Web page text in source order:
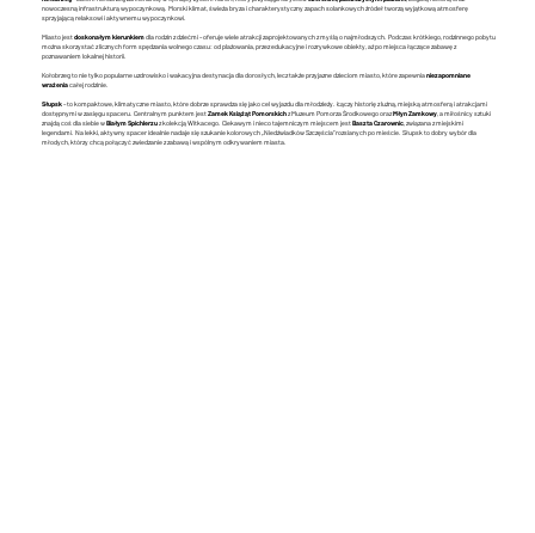
nowoczesną infrastrukturą wypoczynkową. Morski klimat, świeża bryza i charakterystyczny zapach solankowych źródeł tworzą wyjątkową atmosferę
sprzyjającą relaksowi i aktywnemu wypoczynkowi.
Miasto jestdoskonałym kierunkiemdla rodzin z dziećmi – oferuje wiele atrakcji zaprojektowanych z myślą o najmłodszych. Podczas krótkiego, rodzinnego pobytu
można skorzystać z licznych form spędzania wolnego czasu: od plażowania, przez edukacyjne i rozrywkowe obiekty, aż po miejsca łączące zabawę z
poznawaniem lokalnej historii.
Kołobrzeg to nie tylko popularne uzdrowisko i wakacyjna destynacja dla dorosłych, lecz także przyjazne dzieciom miasto, które zapewnianiezapomniane
wrażeniacałej rodzinie.
Słupsk– to kompaktowe, klimatyczne miasto, które dobrze sprawdza się jako cel wyjazdu dla młodzieży. Łączy historię z luźną, miejską atmosferą i atrakcjami
dostępnymi w zasięgu spaceru. Centralnym punktem jestZamek Książąt Pomorskichz Muzeum Pomorza Środkowego orazMłyn Zamkowy, a miłośnicy sztuki
znajdą coś dla siebie wBiałym Spichlerzuz kolekcją Witkacego. Ciekawym i nieco tajemniczym miejscem jestBaszta Czarownic, związana z miejskimi
legendami. Na lekki, aktywny spacer idealnie nadaje się szukanie kolorowych „Niedźwiadków Szczęścia” rozsianych po mieście. Słupsk to dobry wybór dla
młodych, którzy chcą połączyć zwiedzanie z zabawą i wspólnym odkrywaniem miasta.